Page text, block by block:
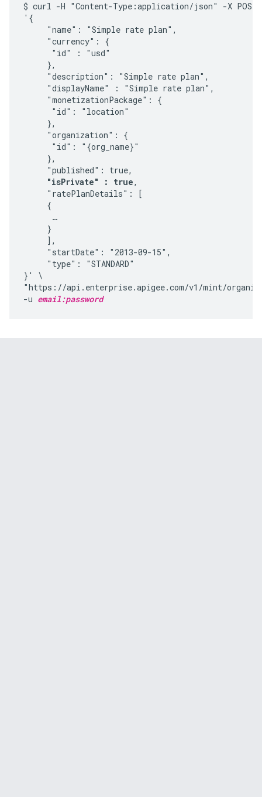
$ curl -H "Content-Type:application/json" -X
'{
     "name": "Simple rate plan",
     "currency": {
      "id" : "usd"
     },
     "description": "Simple rate plan",
     "displayName" : "Simple rate plan",
     "monetizationPackage": {
      "id": "location"
     },
     "organization": {
      "id": "{org_name}"
     },
     "published": true,
"isPrivate" : true,
     "ratePlanDetails": [
     {
      …
     }
     ],
     "startDate": "2013-09-15",
     "type": "STANDARD"
}' \
"https://api.enterprise.apigee.com/v1/mint/
-u email:password